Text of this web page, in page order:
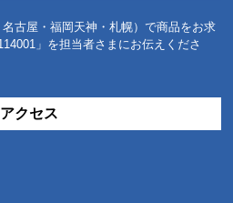
古屋・福岡天神・札幌）で商品をお求
」を担当者さまにお伝えくださ
アクセス